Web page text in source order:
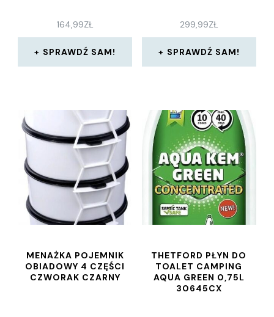
164,99ZŁ
SPRAWDŹ SAM!
299,99ZŁ
SPRAWDŹ SAM!
MENAŻKA POJEMNIK
OBIADOWY 4 CZĘŚCI
CZWORAK CZARNY
THETFORD PŁYN DO
TOALET CAMPING
AQUA GREEN 0,75L
30645CX